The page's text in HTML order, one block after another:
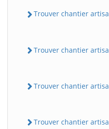
Trouver chantier
Trouver chantier
Trouver chantier
Trouver chantier